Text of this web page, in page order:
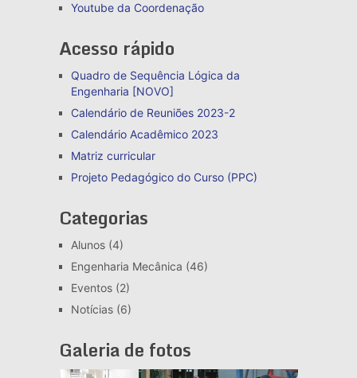
Youtube da Coordenação
Acesso rápido
Quadro de Sequência Lógica da
Engenharia [NOVO]
Calendário de Reuniões 2023-2
Calendário Acadêmico 2023
Matriz curricular
Projeto Pedagógico do Curso (PPC)
Categorias
Alunos(4)
Engenharia Mecânica (46)
Eventos(2)
Notícias(6)
Galeria de fotos